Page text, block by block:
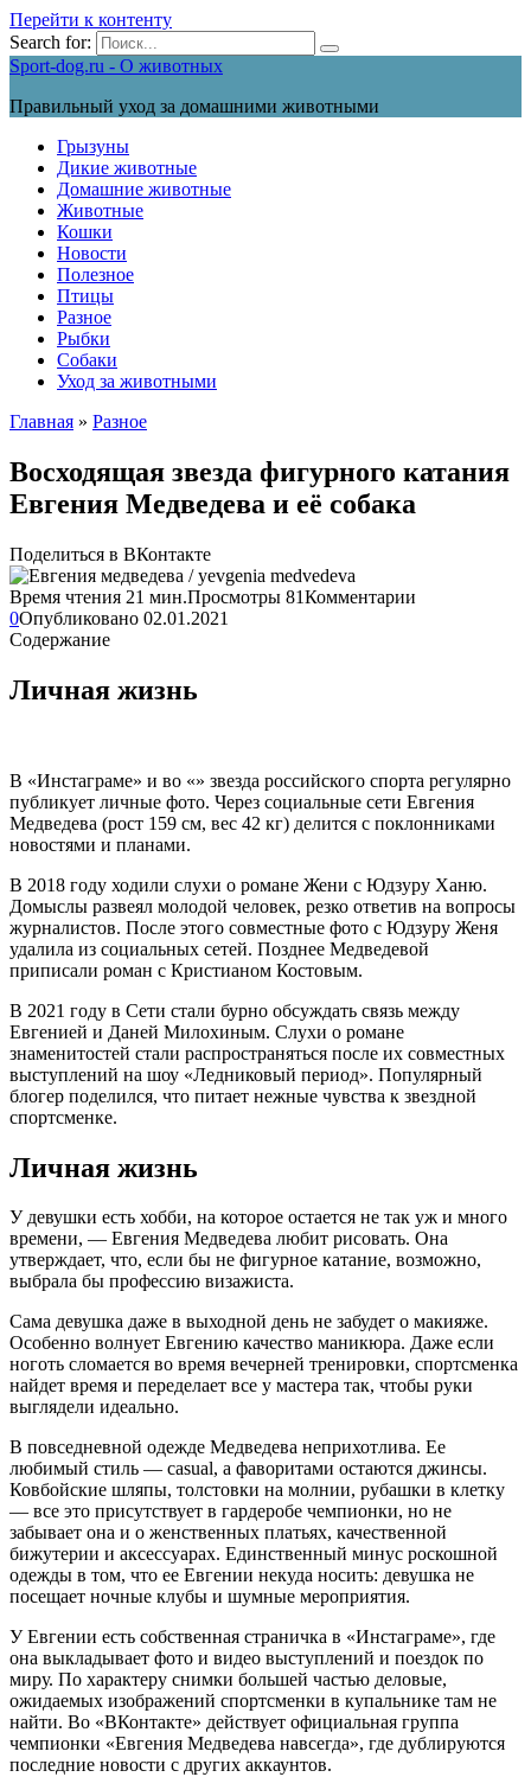
Перейти к контенту
Search for:
Sport-dog.ru - О животных
Правильный уход за домашними животными
Грызуны
Дикие животные
Домашние животные
Животные
Кошки
Новости
Полезное
Птицы
Разное
Рыбки
Собаки
Уход за животными
Главная » Разное
Восходящая звезда фигурного катания
Евгения Медведева и её собака
Поделиться в ВКонтакте
Время чтения 21 мин.Просмотры 81Комментарии
0Опубликовано 02.01.2021
Содержание
Личная жизнь
В «Инстаграме» и во «» звезда российского спорта регулярно
публикует личные фото. Через социальные сети Евгения
Медведева (рост 159 см, вес 42 кг) делится с поклонниками
новостями и планами.
В 2018 году ходили слухи о романе Жени с Юдзуру Ханю.
Домыслы развеял молодой человек, резко ответив на вопросы
журналистов. После этого совместные фото с Юдзуру Женя
удалила из социальных сетей. Позднее Медведевой
приписали роман с Кристианом Костовым.
В 2021 году в Сети стали бурно обсуждать связь между
Евгенией и Даней Милохиным. Слухи о романе
знаменитостей стали распространяться после их совместных
выступлений на шоу «Ледниковый период». Популярный
блогер поделился, что питает нежные чувства к звездной
спортсменке.
Личная жизнь
У девушки есть хобби, на которое остается не так уж и много
времени, — Евгения Медведева любит рисовать. Она
утверждает, что, если бы не фигурное катание, возможно,
выбрала бы профессию визажиста.
Сама девушка даже в выходной день не забудет о макияже.
Особенно волнует Евгению качество маникюра. Даже если
ноготь сломается во время вечерней тренировки, спортсменка
найдет время и переделает все у мастера так, чтобы руки
выглядели идеально.
В повседневной одежде Медведева неприхотлива. Ее
любимый стиль — casual, а фаворитами остаются джинсы.
Ковбойские шляпы, толстовки на молнии, рубашки в клетку
— все это присутствует в гардеробе чемпионки, но не
забывает она и о женственных платьях, качественной
бижутерии и аксессуарах. Единственный минус роскошной
одежды в том, что ее Евгении некуда носить: девушка не
посещает ночные клубы и шумные мероприятия.
У Евгении есть собственная страничка в «Инстаграме», где
она выкладывает фото и видео выступлений и поездок по
миру. По характеру снимки большей частью деловые,
ожидаемых изображений спортсменки в купальнике там не
найти. Во «ВКонтакте» действует официальная группа
чемпионки «Евгения Медведева навсегда», где дублируются
последние новости с других аккаунтов.